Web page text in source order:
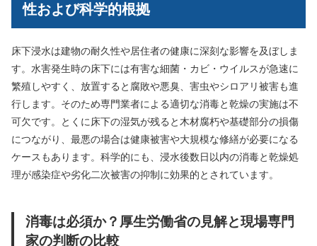
性および科学的根拠
床下浸水は建物の耐久性や居住者の健康に深刻な影響を及ぼしま
す。水害発生時の床下には有害な細菌・カビ・ウイルスが急速に
繁殖しやすく、放置すると腐敗や悪臭、害虫やシロアリ被害も進
行します。そのため専門業者による適切な消毒と乾燥の実施は不
可欠です。とくに床下の湿気が残ると木材腐朽や基礎部分の損傷
につながり、最悪の場合は健康被害や大規模な修繕が必要になる
ケースもあります。科学的にも、浸水後数日以内の消毒と乾燥処
理が感染症や劣化二次被害の抑制に効果的とされています。
消毒は必須か？厚生労働省の見解と現場専門
家の判断の比較